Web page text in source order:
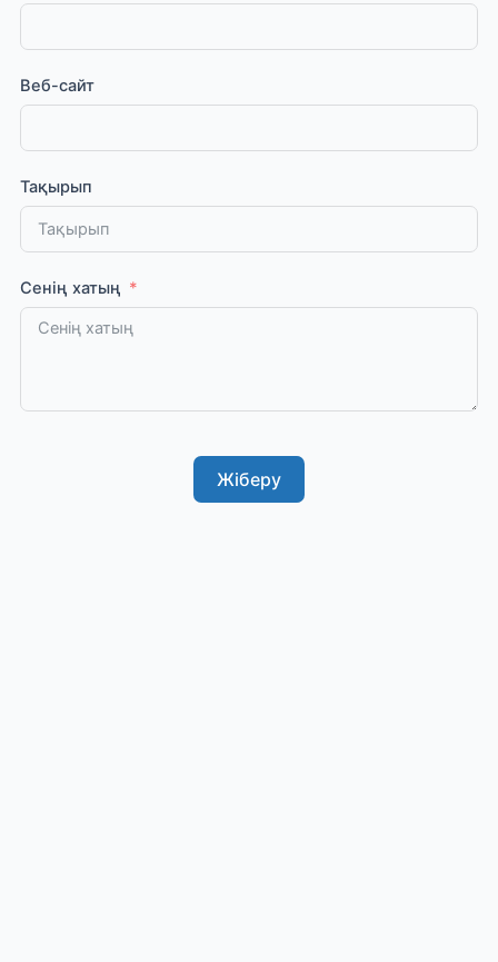
Веб-сайт
Тақырып
Сенің хатың
Жіберу